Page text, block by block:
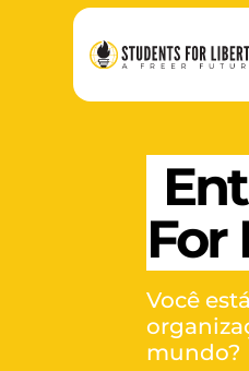
For
Você
mundo?